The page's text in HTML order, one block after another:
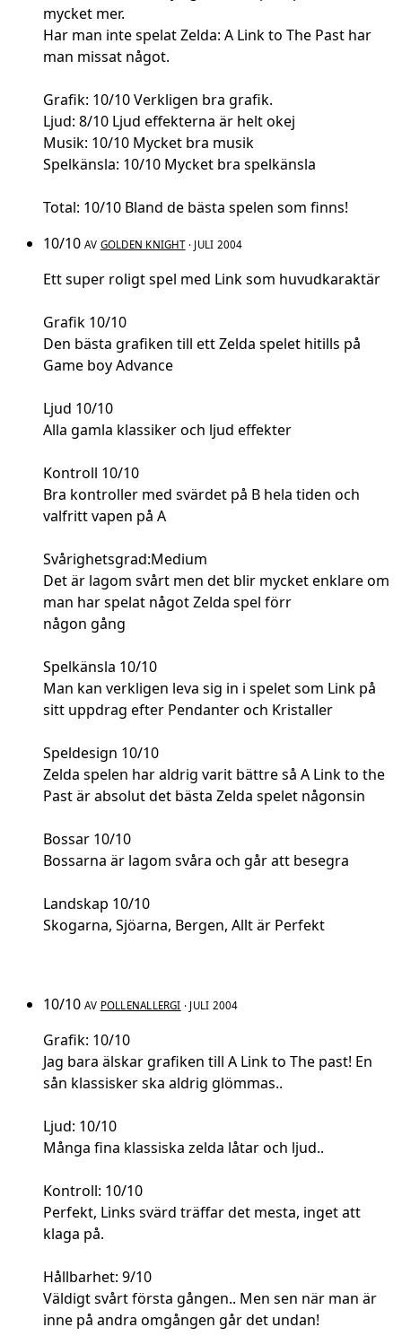
mycket mer.
Har man inte spelat Zelda: A Link to The Past har
man missat något.
Grafik: 10/10 Verkligen bra grafik.
Ljud: 8/10 Ljud effekterna är helt okej
Musik: 10/10 Mycket bra musik
Spelkänsla: 10/10 Mycket bra spelkänsla
Total: 10/10 Bland de bästa spelen som finns!
10/10 AV GOLDEN KNIGHT· JULI 2004
Ett super roligt spel med Link som huvudkaraktär
Grafik 10/10
Den bästa grafiken till ett Zelda spelet hitills på
Game boy Advance
Ljud 10/10
Alla gamla klassiker och ljud effekter
Kontroll 10/10
Bra kontroller med svärdet på B hela tiden och
valfritt vapen på A
Svårighetsgrad:Medium
Det är lagom svårt men det blir mycket enklare om
man har spelat något Zelda spel förr
någon gång
Spelkänsla 10/10
Man kan verkligen leva sig in i spelet som Link på
sitt uppdrag efter Pendanter och Kristaller
Speldesign 10/10
Zelda spelen har aldrig varit bättre så A Link to the
Past är absolut det bästa Zelda spelet någonsin
Bossar 10/10
Bossarna är lagom svåra och går att besegra
Landskap 10/10
Skogarna, Sjöarna, Bergen, Allt är Perfekt
10/10 AV POLLENALLERGI · JULI 2004
Grafik: 10/10
Jag bara älskar grafiken till A Link to The past! En
sån klassisker ska aldrig glömmas..
Ljud: 10/10
Många fina klassiska zelda låtar och ljud..
Kontroll: 10/10
Perfekt, Links svärd träffar det mesta, inget att
klaga på.
Hållbarhet: 9/10
Väldigt svårt första gången.. Men sen när man är
inne på andra omgången går det undan!